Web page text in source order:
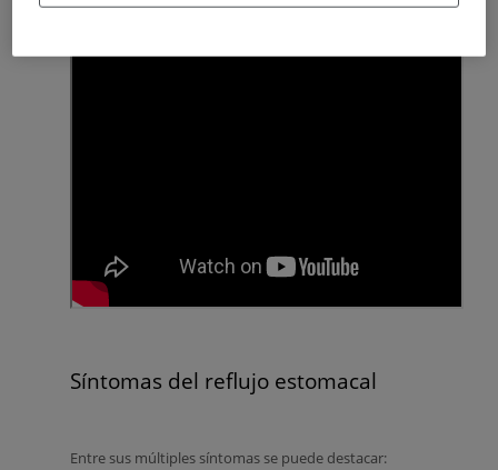
Síntomas del reflujo estomacal
Entre sus múltiples síntomas se puede destacar: